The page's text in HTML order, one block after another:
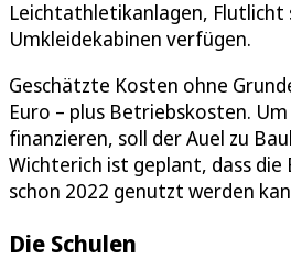
Leichtathletikanlagen, Flutlicht
Umkleidekabinen verfügen.
Geschätzte Kosten ohne
Euro – plus Betriebskosten.
finanzieren, soll der Auel zu
Wichterich ist geplant, dass
schon 2022 genutzt werden
Die Schulen